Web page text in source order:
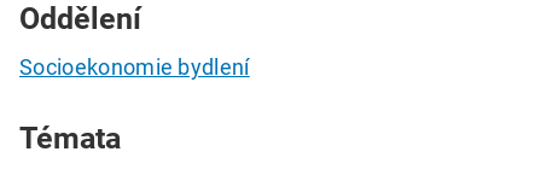
Oddělení
Socioekonomie bydlení
Témata